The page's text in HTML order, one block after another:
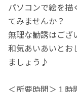
パソコンで絵を描
てみませんか？
無理な勧誘はござ
和気あいあいとお
ましょう♪
＜所要時間＞１時